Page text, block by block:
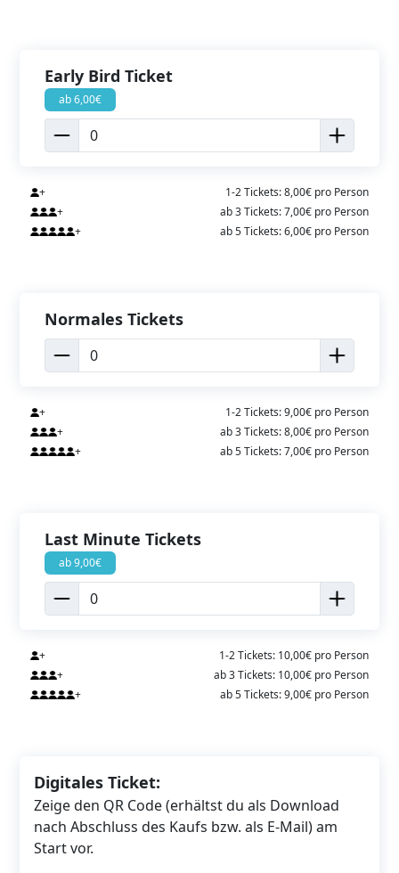
Early Bird Ticket
ab 6,00€
+
1-2 Tickets: 8,00€ pro Person
+
ab 3 Tickets: 7,00€ pro Person
+
ab 5 Tickets: 6,00€ pro Person
Normales Tickets
+
1-2 Tickets: 9,00€ pro Person
+
ab 3 Tickets: 8,00€ pro Person
+
ab 5 Tickets: 7,00€ pro Person
Last Minute Tickets
ab 9,00€
+
1-2 Tickets: 10,00€ pro Person
+
ab 3 Tickets: 10,00€ pro Person
+
ab 5 Tickets: 9,00€ pro Person
Digitales Ticket:
Zeige den QR Code (erhältst du als Download
nach Abschluss des Kaufs bzw. als E-Mail) am
Start vor.